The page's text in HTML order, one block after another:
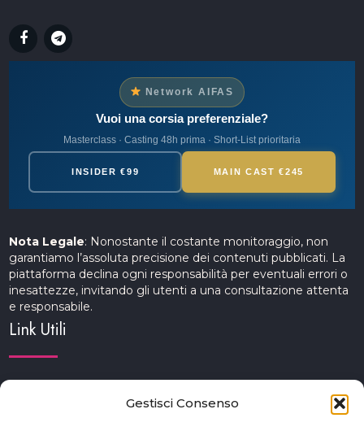
Gestisci Consenso
Network AIFAS
Vuoi una corsia preferenziale?
Masterclass · Casting 48h prima · Short-List prioritaria
INSIDER €99 MAIN CAST €245
Nota Legale: Nonostante il costante monitoraggio, non
garantiamo l’assoluta precisione dei contenuti pubblicati. La
piattaforma declina ogni responsabilità per eventuali errori o
inesattezze, invitando gli utenti a una consultazione attenta
e responsabile.
Link Utili
Servizi Cinematografici